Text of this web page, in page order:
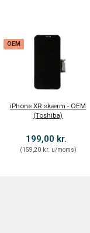
OEM
iPhone XR skærm - OEM
(Toshiba)
199,00 kr.
(159,20 kr. u/moms)